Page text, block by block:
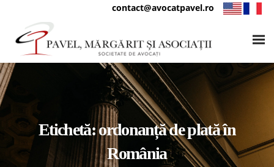
contact@avocatpavel.ro
Etichetă:ordonanță de plată în
România